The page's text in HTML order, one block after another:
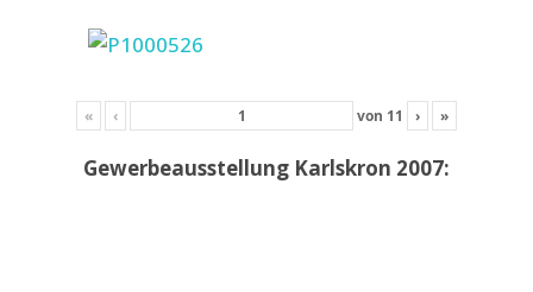
« ‹ von 11 › »
Gewerbeausstellung Karlskron 2007: